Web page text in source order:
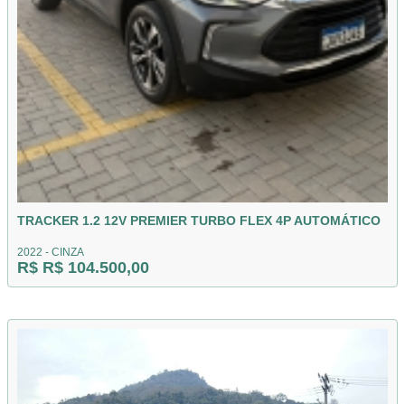
TRACKER 1.2 12V PREMIER TURBO FLEX 4P AUTOMÁTICO
2022 - CINZA
R$ R$ 104.500,00